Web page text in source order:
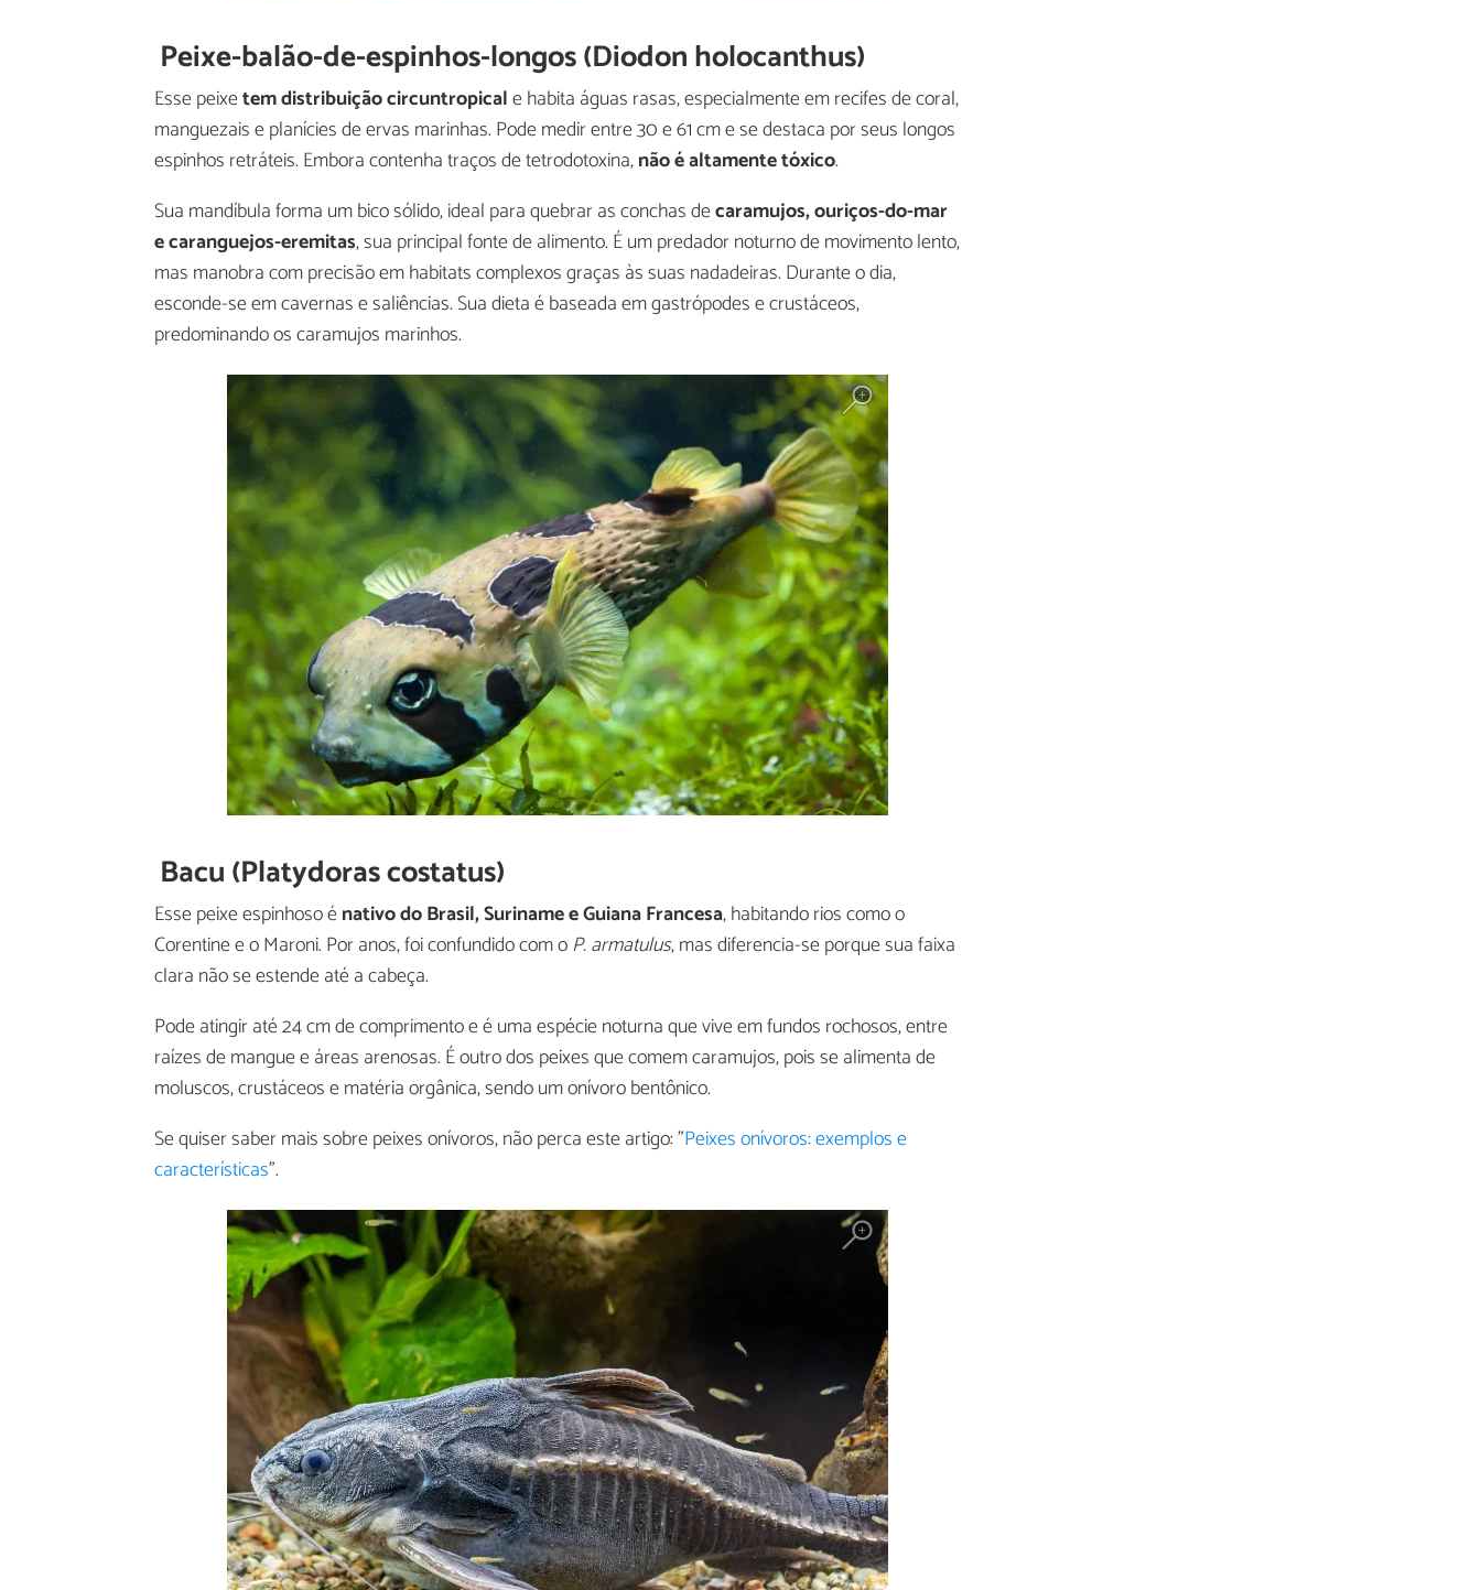
Peixe-balão-de-espinhos-longos (Diodon holocanthus)
Esse peixetem distribuição circuntropicale habita águas rasas, especialmente em recifes de coral,
manguezais e planícies de ervas marinhas. Pode medir entre 30 e 61 cm e se destaca por seus longos
espinhos retráteis. Embora contenha traços de tetrodotoxina,não é altamente tóxico.
Sua mandíbula forma um bico sólido, ideal para quebrar as conchas decaramujos, ouriços-do-mar
e caranguejos-eremitas, sua principal fonte de alimento. É um predador noturno de movimento lento,
mas manobra com precisão em habitats complexos graças às suas nadadeiras. Durante o dia,
esconde-se em cavernas e saliências. Sua dieta é baseada em gastrópodes e crustáceos,
predominando os caramujos marinhos.
Bacu (Platydoras costatus)
Esse peixe espinhoso énativo do Brasil, Suriname e Guiana Francesa, habitando rios como o
Corentine e o Maroni. Por anos, foi confundido com oP. armatulus, mas diferencia-se porque sua faixa
clara não se estende até a cabeça.
Pode atingir até 24 cm de comprimento e é uma espécie noturna que vive em fundos rochosos, entre
raízes de mangue e áreas arenosas. É outro dos peixes que comem caramujos, pois se alimenta de
moluscos, crustáceos e matéria orgânica, sendo um onívoro bentônico.
Se quiser saber mais sobre peixes onívoros, não perca este artigo: "Peixes onívoros: exemplos e
características".